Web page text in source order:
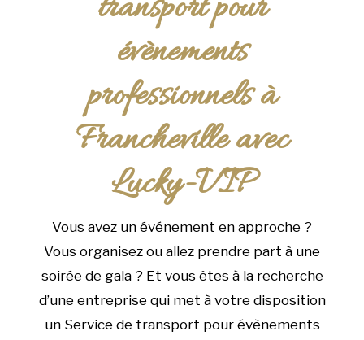
évènements
professionnels à
Francheville avec
Lucky-VIP
Vous avez un événement en approche ?
Vous organisez ou allez prendre part à une
soirée de gala ? Et vous êtes à la recherche
d’une entreprise qui met à votre disposition
un Service de transport pour évènements